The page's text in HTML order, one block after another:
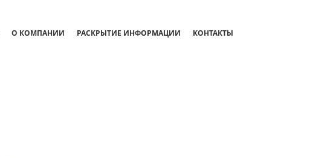
О КОМПАНИИ РАСКРЫТИЕ ИНФОРМАЦИИ КОНТАКТЫ